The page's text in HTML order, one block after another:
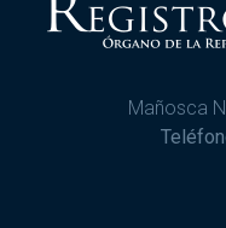
Mañosca